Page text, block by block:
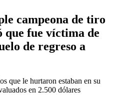
campeona de tiro
que fue víctima de
de regreso a
que le hurtaron estaban en su
en 2.500 dólares